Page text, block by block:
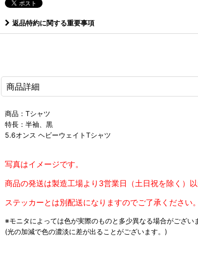
返品特約に関する重要事項
商品詳細
商品：Tシャツ
特長：半袖、黒
5.6オンス ヘビーウェイトTシャツ
写真はイメージです。
商品の発送は製造工場より3営業日（土日祝を除く）以
ステッカーとは別配送になりますのでご了承ください。
※モニタによっては色が実際のものと多少異なる場合がござい
(光の加減で色の濃淡に差が出ることがございます。)